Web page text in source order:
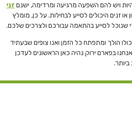
ויש להם השפעה מרגיעה ומרדימה, ישנם זני
או זנים היכולים לסייע לבחילות. על כן, מומלץ
שנוכל לסייע בהתאמה עבורכם ולצרכים שלכם.
הולך ומתפתח כל הזמן ואנו צופים שבעתיד
בפארם ירוק נהיה כאן הראשונים לעדכן